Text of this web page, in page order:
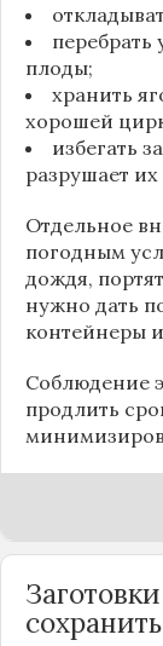
плоды;
хранить
хорошей
избегать
разрушает их
Отдельное
погодным
дождя,
нужно дать
контейнеры
Соблюдение
продлить